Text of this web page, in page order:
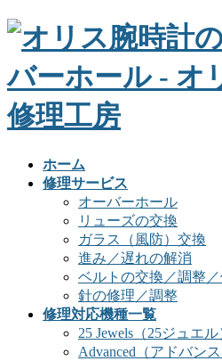
ホーム
修理サービス
オーバーホール
リューズの交換
ガラス（風防）交換
進み／遅れの解消
ベルトの交換／調整
針の修理／調整
修理対応機種一覧
25 Jewels（25ジュエ
Advanced（アドバン